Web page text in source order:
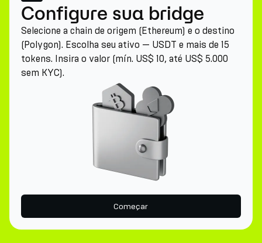
Configure sua bridge
Selecione a chain de origem (Ethereum) e o destino
(Polygon). Escolha seu ativo — USDT e mais de 15
tokens. Insira o valor (mín. US$ 10, até US$ 5.000
sem KYC).
Começar